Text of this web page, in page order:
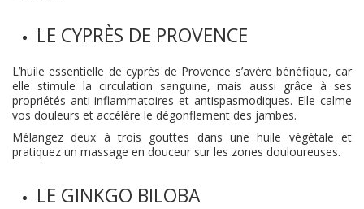
LE CYPRÈS DE PROVENCE
L’huile essentielle de cyprès de Provence s’avère bénéfique, car
elle stimule la circulation sanguine, mais aussi grâce à ses
propriétés anti-inflammatoires et antispasmodiques. Elle calme
vos douleurs et accélère le dégonflement des jambes.
Mélangez deux à trois gouttes dans une huile végétale et
pratiquez un massage en douceur sur les zones douloureuses.
LE GINKGO BILOBA